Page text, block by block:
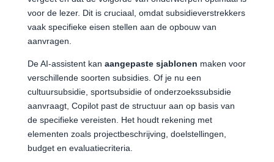
voor de lezer. Dit is cruciaal, omdat subsidieverstrekkers
vaak specifieke eisen stellen aan de opbouw van
aanvragen.
De AI-assistent kan aangepaste sjablonen maken voor
verschillende soorten subsidies. Of je nu een
cultuursubsidie, sportsubsidie of onderzoekssubsidie
aanvraagt, Copilot past de structuur aan op basis van
de specifieke vereisten. Het houdt rekening met
elementen zoals projectbeschrijving, doelstellingen,
budget en evaluatiecriteria.